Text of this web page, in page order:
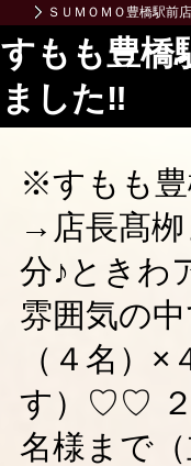
ＳＵＭＯＭＯ豊橋駅前
すもも豊橋
ました‼
※すもも
→店長髙栁
分♪ときわ
雰囲気の
（４名）
す）♡♡ ２
名様まで